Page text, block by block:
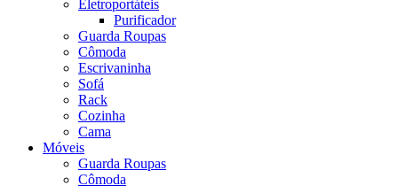
Eletroportáteis
Purificador
Guarda Roupas
Cômoda
Escrivaninha
Sofá
Rack
Cozinha
Cama
Móveis
Guarda Roupas
Cômoda